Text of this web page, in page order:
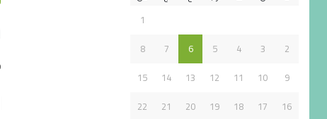
1
2
3
4
5
6
7
8
9
10
11
12
13
14
15
16
17
18
19
20
21
22